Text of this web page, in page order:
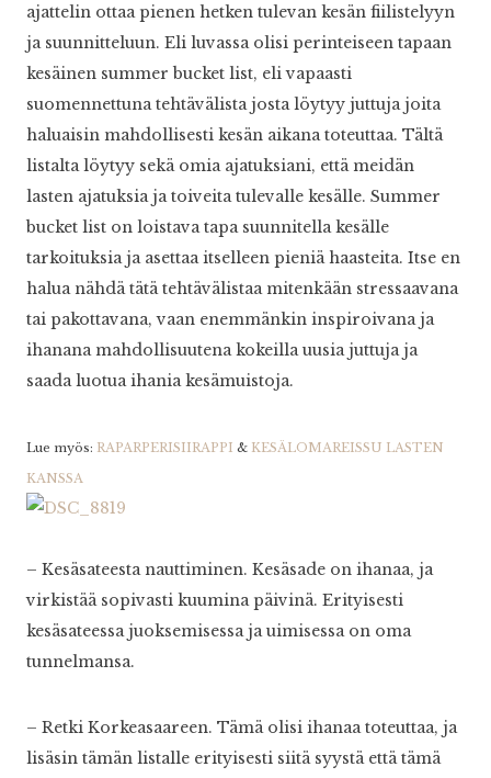
ajattelin ottaa pienen hetken tulevan kesän fiilistelyyn
ja suunnitteluun. Eli luvassa olisi perinteiseen tapaan
kesäinen summer bucket list, eli vapaasti
suomennettuna tehtävälista josta löytyy juttuja joita
haluaisin mahdollisesti kesän aikana toteuttaa. Tältä
listalta löytyy sekä omia ajatuksiani, että meidän
lasten ajatuksia ja toiveita tulevalle kesälle. Summer
bucket list on loistava tapa suunnitella kesälle
tarkoituksia ja asettaa itselleen pieniä haasteita. Itse en
halua nähdä tätä tehtävälistaa mitenkään stressaavana
tai pakottavana, vaan enemmänkin inspiroivana ja
ihanana mahdollisuutena kokeilla uusia juttuja ja
saada luotua ihania kesämuistoja.
Lue myös: RAPARPERISIIRAPPI & KESÄLOMAREISSU LASTEN
KANSSA
– Kesäsateesta nauttiminen. Kesäsade on ihanaa, ja
virkistää sopivasti kuumina päivinä. Erityisesti
kesäsateessa juoksemisessa ja uimisessa on oma
tunnelmansa.
– Retki Korkeasaareen. Tämä olisi ihanaa toteuttaa, ja
lisäsin tämän listalle erityisesti siitä syystä että tämä